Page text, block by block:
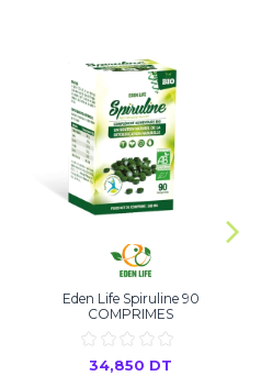
Eden Life Spiruline 90
COMPRIMES
34,850 DT